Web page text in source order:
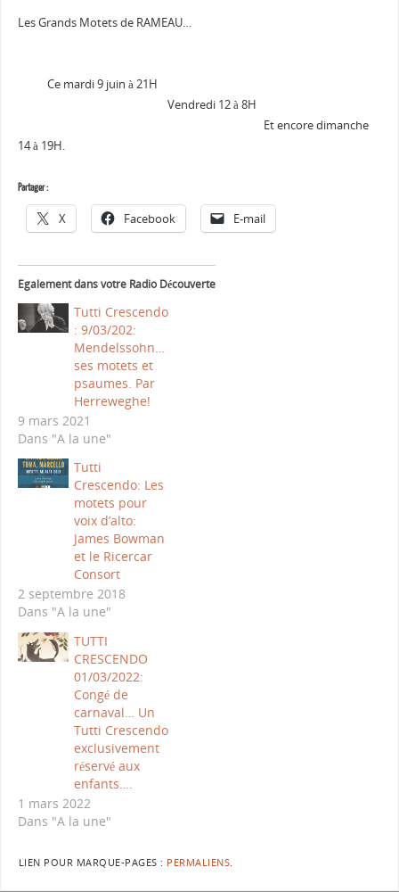
Les Grands Motets de RAMEAU…
Ce mardi 9 juin à 21H
Vendredi 12 à 8H
Et encore dimanche
14 à 19H.
Partager :
X Facebook E-mail
Egalement dans votre Radio Découverte
Tutti Crescendo
: 9/03/202:
Mendelssohn…
ses motets et
psaumes. Par
Herreweghe!
9 mars 2021
Dans "A la une"
Tutti
Crescendo: Les
motets pour
voix d’alto:
James Bowman
et le Ricercar
Consort
2 septembre 2018
Dans "A la une"
TUTTI
CRESCENDO
01/03/2022:
Congé de
carnaval… Un
Tutti Crescendo
exclusivement
réservé aux
enfants….
1 mars 2022
Dans "A la une"
LIEN POUR MARQUE-PAGES : PERMALIENS.